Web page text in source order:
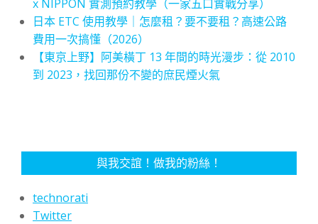
x NIPPON 實測預約教學（一家五口實戰分享）
日本 ETC 使用教學｜怎麼租？要不要租？高速公路
費用一次搞懂（2026）
【東京上野】阿美橫丁 13 年間的時光漫步：從 2010
到 2023，找回那份不變的庶民煙火氣
與我交誼！做我的粉絲！
technorati
Twitter